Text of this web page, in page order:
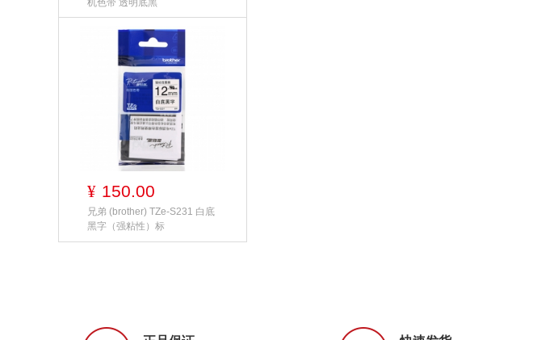
机色带 透明底黑
¥ 150.00
兄弟 (brother) TZe-S231 白底
黑字（强粘性）标